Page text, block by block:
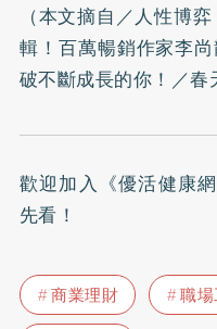
（本文摘自／人性博
輯！百萬暢銷作家李
破不斷成長的你！ ／春
歡迎加入 《優活健康
先看！
商業理財 職